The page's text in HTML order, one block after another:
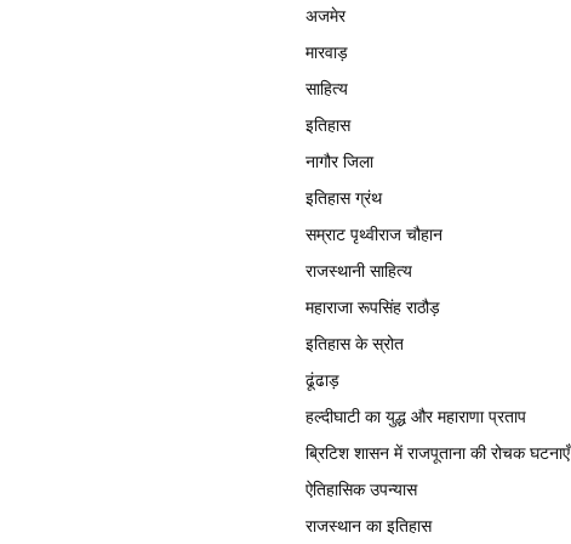
अजमेर
मारवाड़
साहित्य
इतिहास
नागौर जिला
इतिहास ग्रंथ
सम्राट पृथ्वीराज चौहान
राजस्थानी साहित्य
महाराजा रूपसिंह राठौड़
इतिहास के स्रोत
ढूंढाड़
हल्दीघाटी का युद्ध और महाराणा प्रताप
ब्रिटिश शासन में राजपूताना की रोचक घटनाएँ
ऐतिहासिक उपन्यास
राजस्थान का इतिहास